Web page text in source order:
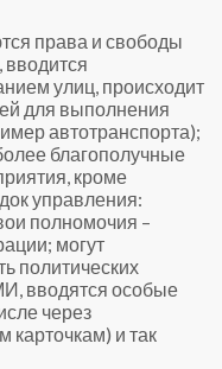
права и свободы
улиц, происходит
для выполнения
автотранспорта);
благополучные
кроме
управления:
полномочия –
могут
политических
вводятся особые
через
карточкам) и так